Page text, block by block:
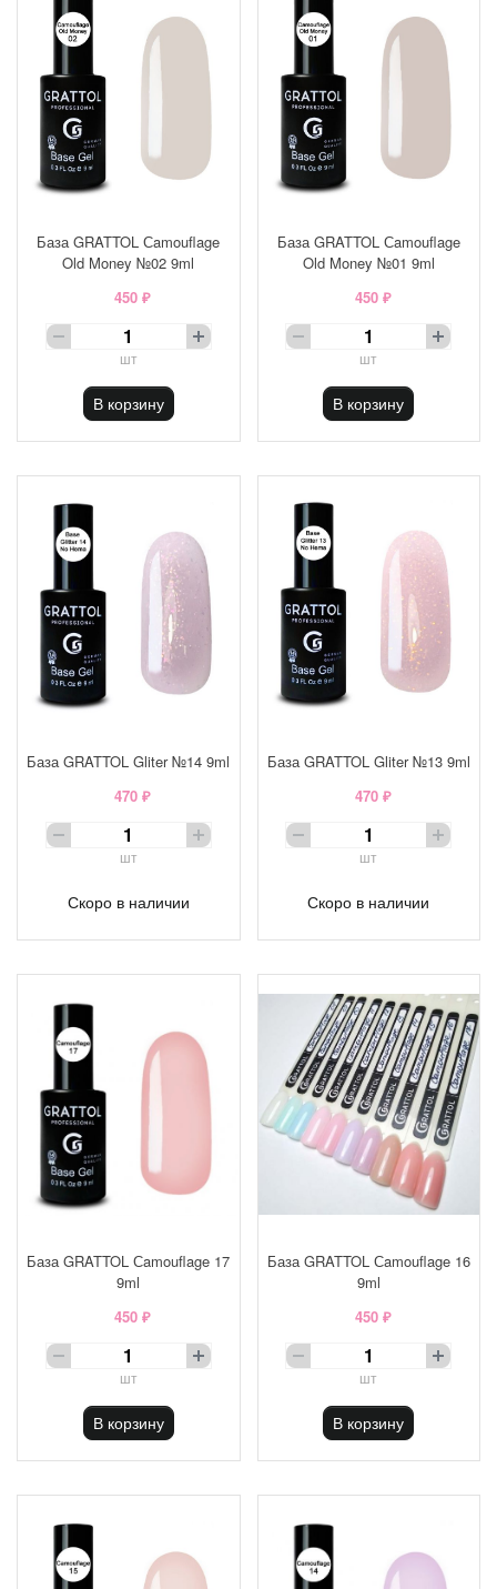
База GRATTOL Сamouflage
Old Money №02 9ml
450 ₽
шт
В корзину
База GRATTOL Сamouflage
Old Money №01 9ml
450 ₽
шт
В корзину
База GRATTOL Gliter №14 9ml
470 ₽
шт
Скоро в наличии
База GRATTOL Gliter №13 9ml
470 ₽
шт
Скоро в наличии
База GRATTOL Сamouflage 17
9ml
450 ₽
шт
В корзину
База GRATTOL Сamouflage 16
9ml
450 ₽
шт
В корзину